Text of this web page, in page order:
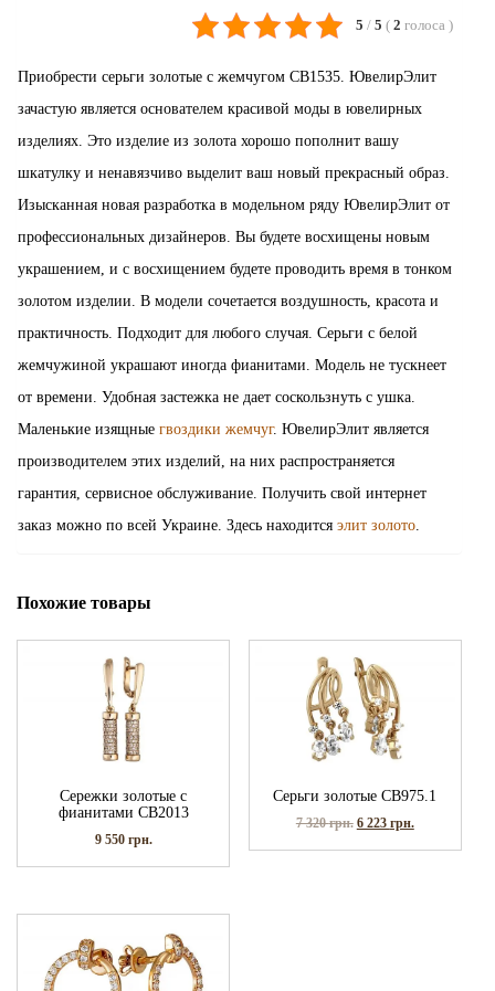
5 / 5 ( 2 голоса )
Приобрести серьги золотые с жемчугом СВ1535. ЮвелирЭлит
зачастую является основателем красивой моды в ювелирных
изделиях. Это изделие из золота хорошо пополнит вашу
шкатулку и ненавязчиво выделит ваш новый прекрасный образ.
Изысканная новая разработка в модельном ряду ЮвелирЭлит от
профессиональных дизайнеров. Вы будете восхищены новым
украшением, и с восхищением будете проводить время в тонком
золотом изделии. В модели сочетается воздушность, красота и
практичность. Подходит для любого случая. Серьги с белой
жемчужиной украшают иногда фианитами. Модель не тускнеет
от времени. Удобная застежка не дает соскользнуть с ушка.
Маленькие изящные гвоздики жемчуг. ЮвелирЭлит является
производителем этих изделий, на них распространяется
гарантия, сервисное обслуживание. Получить свой интернет
заказ можно по всей Украине. Здесь находится элит золото
Похожие товары
Сережки золотые с
фианитами СВ2013
9 550 грн.
Серьги золотые СВ975.1
7 320грн. 6 223 грн.